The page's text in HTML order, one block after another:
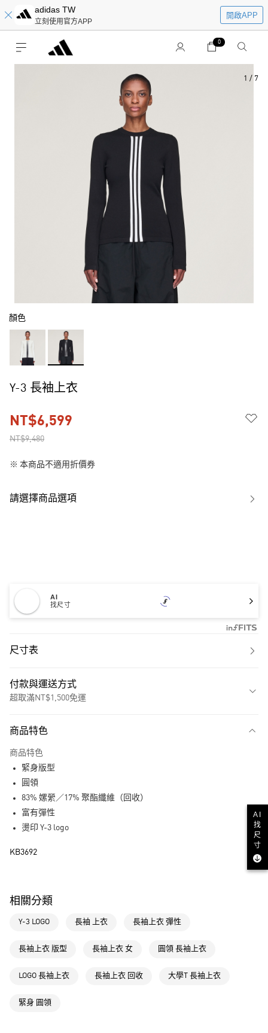
adidas TW
立刻使用官方APP
開啟APP
0
1 / 7
顏色
Y-3 長袖上衣
NT$9,480
NT$6,599
※ 本商品不適用折價券
請選擇商品選項
AI
找尺寸
尺寸表
付款與運送方式
超取滿NT$1,500免運
LINE Pay
全家取貨付款
付款後全家取貨
每筆NT$80，滿NT$1,500(含以上)免運費
付款後萊爾富取貨
7-11取貨付款
商品特色
商品特色
緊身版型
圓領
83% 嫘縈／17% 聚酯纖維（回收）
富有彈性
燙印 Y-3 logo
KB3692
相關分類
Y-3 LOGO 長袖 上衣 長袖上衣 彈性
長袖上衣 版型 長袖上衣 女 圓領 長袖上衣
LOGO 長袖上衣 長袖上衣 回收 大學T 長袖上衣
緊身 圓領
AI
找
尺
寸